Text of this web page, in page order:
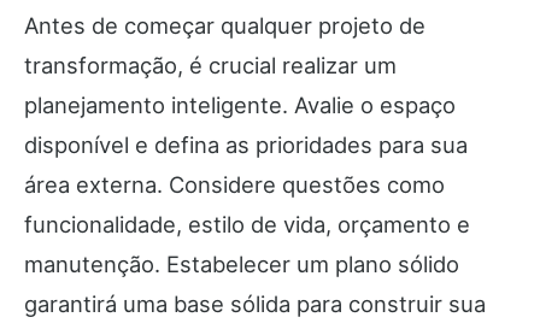
Antes de começar qualquer projeto de
transformação, é crucial realizar um
planejamento inteligente. Avalie o espaço
disponível e defina as prioridades para sua
área externa. Considere questões como
funcionalidade, estilo de vida, orçamento e
manutenção. Estabelecer um plano sólido
garantirá uma base sólida para construir sua